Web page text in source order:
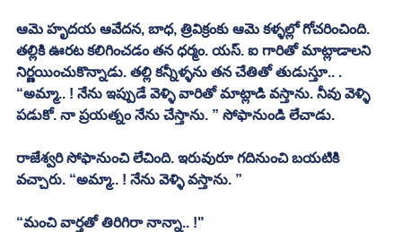
ఆమె హృదయ ఆవేదన, బాధ, త్రివిక్రంకు ఆమె కళ్ళల్లో గోచరించింది.
తల్లికి ఊరట కలిగించడం తన ధర్మం. యస్. ఐ గారితో మాట్లాడాలని
నిర్ణయించుకొన్నాడు. తల్లి కన్నీళ్ళను తన చేతితో తుడుస్తూ.. .
“అమ్మా.. ! నేను ఇప్పుడే వెళ్ళి వారితో మాట్లాడి వస్తాను. నీవు వెళ్ళి
పడుకో. నా ప్రయత్నం నేను చేస్తాను. ” సోఫానుండి లేచాడు.
రాజేశ్వరి సోఫానుంచి లేచింది. ఇరువురూ గదినుంచి బయటికి
వచ్చారు. “అమ్మా.. ! నేను వెళ్ళి వస్తాను. ”
“మంచి వార్తతో తిరిగిరా నాన్నా.. !"